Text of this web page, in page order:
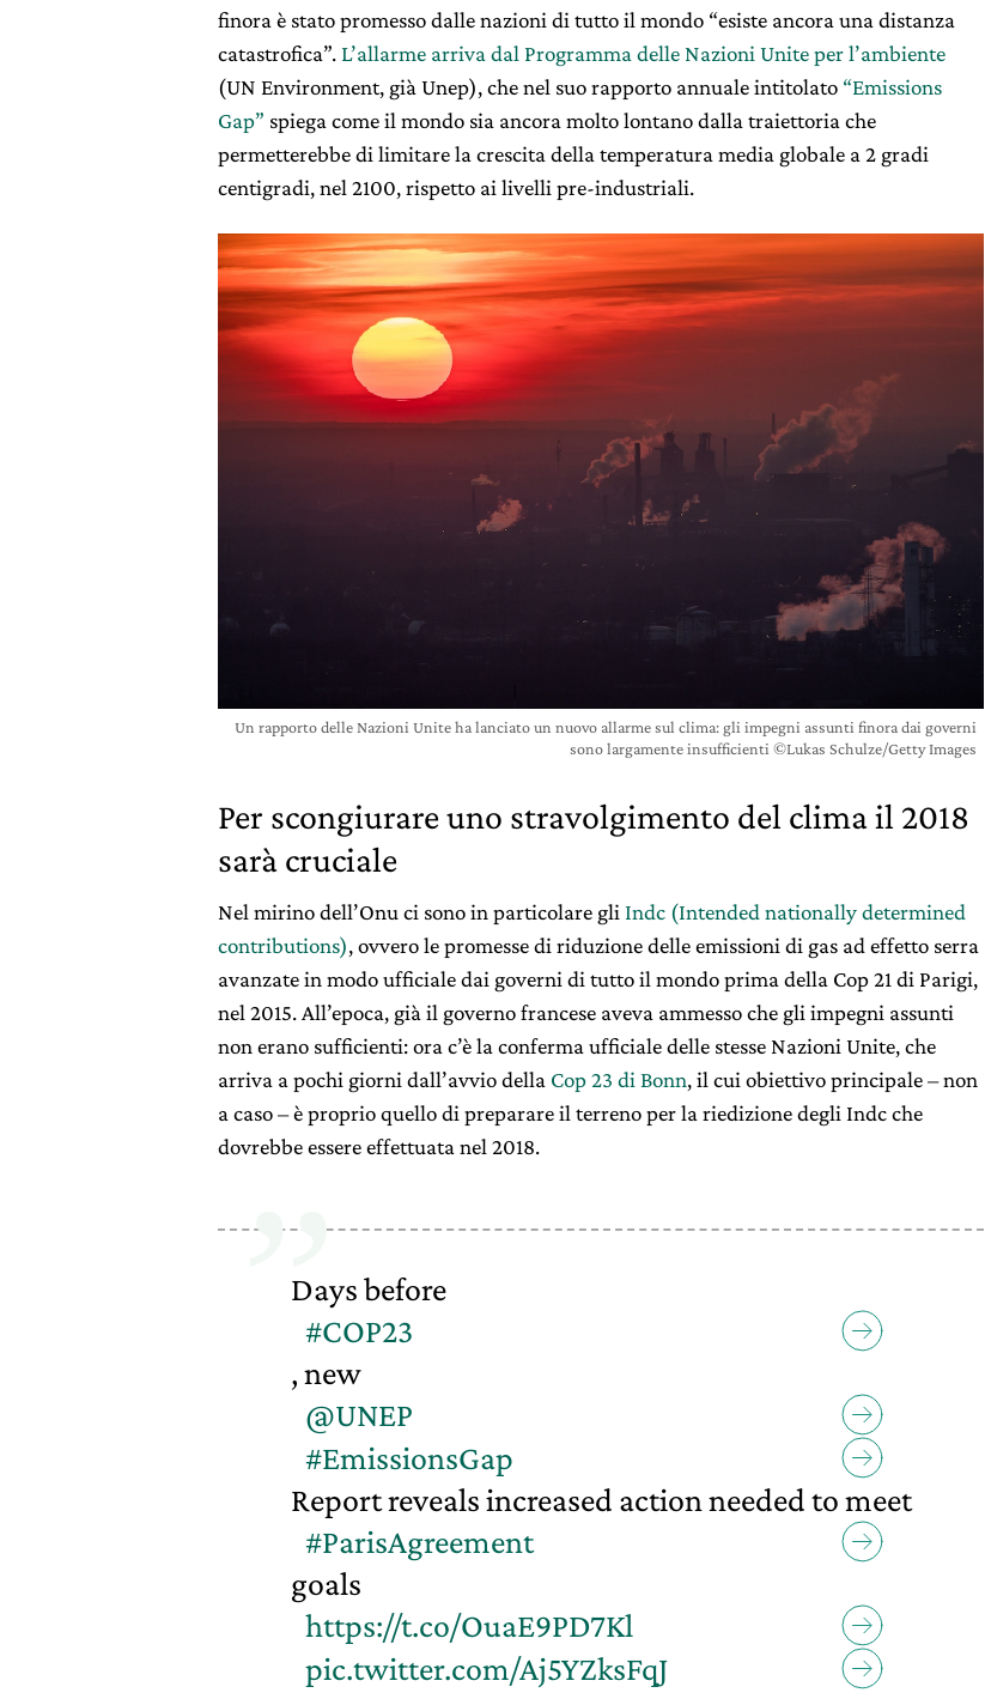
finora è stato promesso dalle nazioni di tutto il mondo “esiste ancora una distanza
catastrofica”. L’allarme arriva dal Programma delle Nazioni Unite per l’ambiente
(UN Environment, già Unep), che nel suo rapporto annuale intitolato “Emissions
Gap” spiega come il mondo sia ancora molto lontano dalla traiettoria che
permetterebbe di limitare la crescita della temperatura media globale a 2 gradi
centigradi, nel 2100, rispetto ai livelli pre-industriali.
Un rapporto delle Nazioni Unite ha lanciato un nuovo allarme sul clima: gli impegni assunti finora dai governi
sono largamente insufficienti ©Lukas Schulze/Getty Images
Per scongiurare uno stravolgimento del clima il 2018
sarà cruciale
Nel mirino dell’Onu ci sono in particolare gli Indc (Intended nationally determined
contributions), ovvero le promesse di riduzione delle emissioni di gas ad effetto serra
avanzate in modo ufficiale dai governi di tutto il mondo prima della Cop 21 di Parigi,
nel 2015. All’epoca, già il governo francese aveva ammesso che gli impegni assunti
non erano sufficienti: ora c’è la conferma ufficiale delle stesse Nazioni Unite, che
arriva a pochi giorni dall’avvio della Cop 23 di Bonn, il cui obiettivo principale – non
a caso – è proprio quello di preparare il terreno per la riedizione degli Indc che
dovrebbe essere effettuata nel 2018.
Days before
#COP23
, new
@UNEP
#EmissionsGap
Report reveals increased action needed to meet
#ParisAgreement
goals
https://t.co/OuaE9PD7Kl
pic.twitter.com/Aj5YZksFqJ